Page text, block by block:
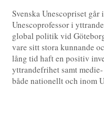
Svenska Unescopriset
Unescoprofessor i
global politik vid
vare sitt stora kunnande
lång tid haft en positiv
yttrandefrihet samt
både nationellt och inom